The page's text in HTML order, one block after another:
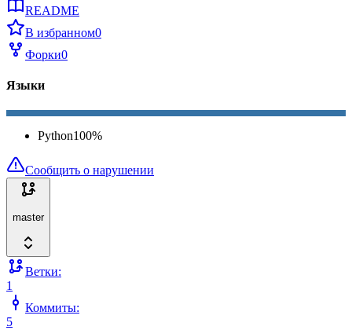
README
В избранном0
Форки0
Языки
Python100%
Сообщить о нарушении
master
Ветки:
1
Коммиты:
5